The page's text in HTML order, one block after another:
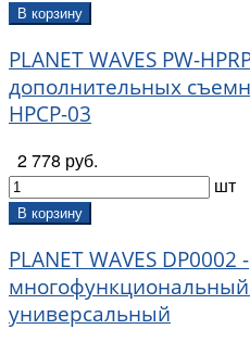
В корзину
PLANET WAVES PW-
дополнительных
HPCP-03
2 778 руб.
шт
В корзину
PLANET WAVES DP0002 -
универсальный